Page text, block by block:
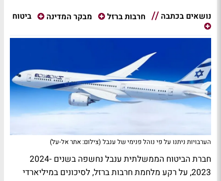
נושאים בכתבה חרבות ברזל מבקר המדינה ביטוח
הערבויות ניתנו על פי נוהל פנימי של ענבל (צילום: אתר אל-על)
חברת הביטוח הממשלתית ענבל נחשפה בשנים 2024-
2023, על רקע מלחמת חרבות ברזל, לסיכונים במיליארדי